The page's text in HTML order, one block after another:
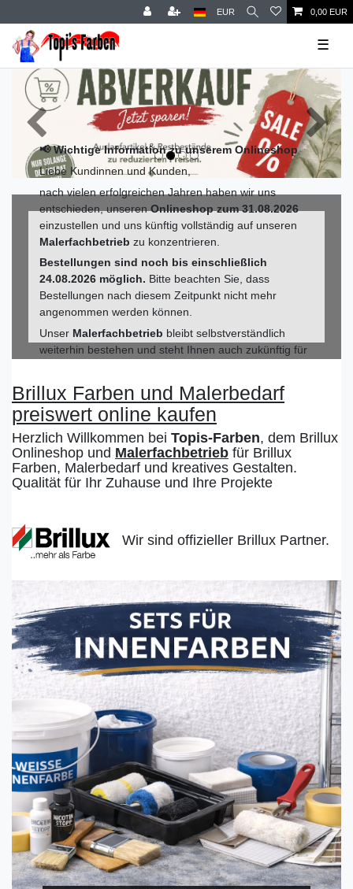
EUR 0,00 EUR
☰
📢 Wichtige Information zu unserem Onlineshop
Liebe Kundinnen und Kunden,
nach vielen erfolgreichen Jahren haben wir uns
entschieden, unserenOnlineshop zum 31.08.2026
einzustellen und uns künftig vollständig auf unseren
Malerfachbetrieb zu konzentrieren.
Bestellungen sind noch bis einschließlich
24.08.2026 möglich. Bitte beachten Sie, dass
Bestellungen nach diesem Zeitpunkt nicht mehr
angenommen werden können.
Unser Malerfachbetrieb bleibt selbstverständlich
weiterhin bestehen und steht Ihnen auch zukünftig für
Wir bedanken uns herzlich für Ihr langjähriges
Vertrauen und Ihre Treue!
Ihr Team von Topis Farben
Brillux Farben und Malerbedarf
preiswert online kaufen
Herzlich Willkommen bei Topis-Farben, dem Brillux
Onlineshop und Malerfachbetrieb für Brillux
Farben, Malerbedarf und kreatives Gestalten.
Qualität für Ihr Zuhause und Ihre Projekte
Wir sind offizieller Brillux Partner.